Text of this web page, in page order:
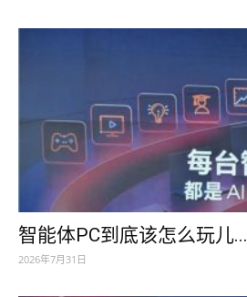
智能体PC到底该怎么玩儿...
2026年7月31日